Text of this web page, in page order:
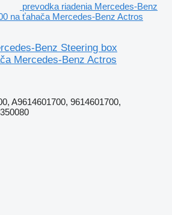
prevodka riadenia Mercedes-Benz
na ťahača Mercedes-Benz Actros
Benz Steering box
Mercedes-Benz Actros
A9614601700, 9614601700,